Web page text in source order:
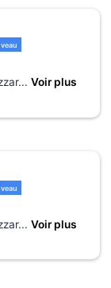
... Voir plus
... Voir plus